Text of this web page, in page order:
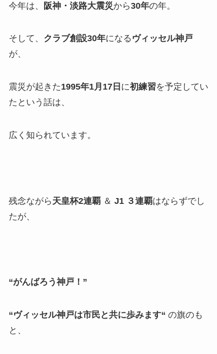
今年は、 阪神・淡路大震災から30年の年。
そして、 クラブ創設30年になる ヴィッセル神戸
が、
震災が起きた1995年1月17日 に初練習を予定してい
たという話は、
広く知られています。
残念ながら 天皇杯2連覇＆ J1 ３連覇はならずでし
たが、
“がんばろう神戸！”
“ヴィッセル神戸は市民と共に歩みます“ の旗のも
と、